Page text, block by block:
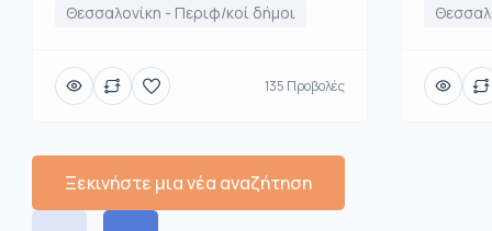
Θεσσαλονίκη - Περιφ/κοί δήμοι
135 Προβολές
Ξεκινήστε μια νέα αναζήτηση